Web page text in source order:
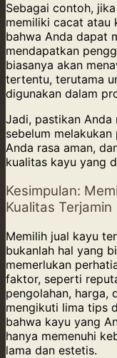
Sebagai contoh,
memiliki cacat atau
bahwa Anda dapat
mendapatkan
biasanya akan
tertentu, terutama
digunakan dalam
Jadi, pastikan Anda
sebelum
Anda rasa aman,
kualitas kayu yang
Kesimpulan:
Kualitas Terjamin
Memilih jual kayu
bukanlah hal yang
memerlukan
faktor, seperti
pengolahan, harga,
mengikuti lima tips
bahwa kayu yang
hanya memenuhi
lama dan estetis.